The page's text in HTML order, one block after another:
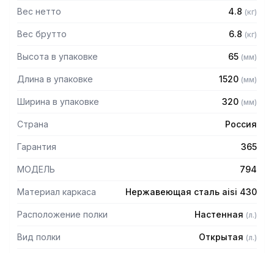
— Разборная, болтовое соединение
Вес нетто 4.8 (кг)
Вес брутто 6.8 (кг)
Высота в упаковке 65 (мм)
Длина в упаковке 1520 (мм)
Ширина в упаковке 320 (мм)
Страна Россия
Гарантия 365
МОДЕЛЬ 794
Материал каркаса Нержавеющая сталь aisi 430
Расположение полки Настенная (л.)
Вид полки Открытая (л.)